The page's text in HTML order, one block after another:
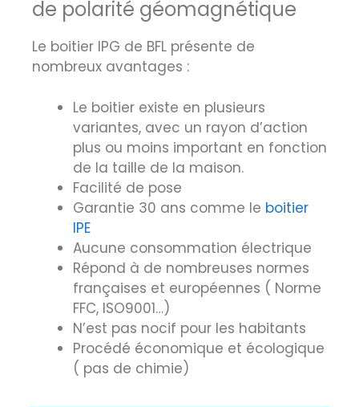
de polarité géomagnétique
Le boitier IPG de BFL présente de
nombreux avantages :
Le boitier existe en plusieurs
variantes, avec un rayon d’action
plus ou moins important en fonction
de la taille de la maison.
Facilité de pose
Garantie 30 ans comme le boitier
IPE
Aucune consommation électrique
Répond à de nombreuses normes
françaises et européennes ( Norme
FFC, ISO9001…)
N’est pas nocif pour les habitants
Procédé économique et écologique
( pas de chimie)